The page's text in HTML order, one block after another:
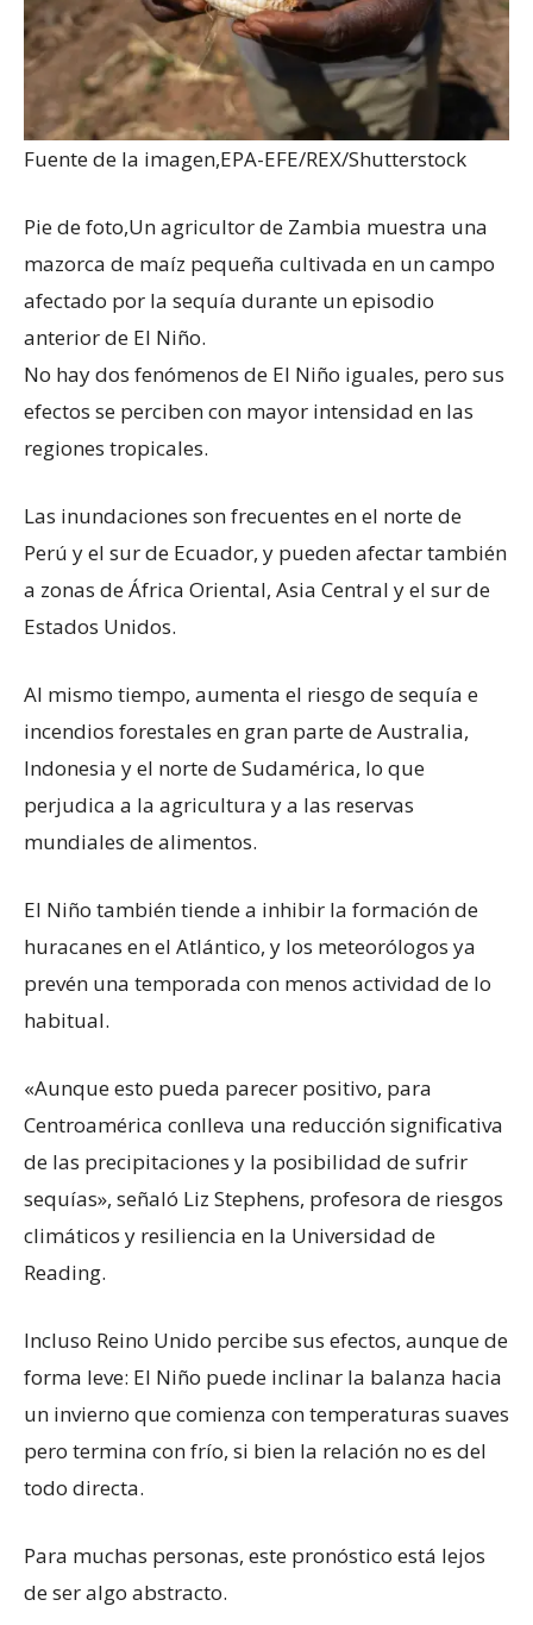
Fuente de la imagen,EPA-EFE/REX/Shutterstock
Pie de foto,Un agricultor de Zambia muestra una
mazorca de maíz pequeña cultivada en un campo
afectado por la sequía durante un episodio
anterior de El Niño.
No hay dos fenómenos de El Niño iguales, pero sus
efectos se perciben con mayor intensidad en las
regiones tropicales.
Las inundaciones son frecuentes en el norte de
Perú y el sur de Ecuador, y pueden afectar también
a zonas de África Oriental, Asia Central y el sur de
Estados Unidos.
Al mismo tiempo, aumenta el riesgo de sequía e
incendios forestales en gran parte de Australia,
Indonesia y el norte de Sudamérica, lo que
perjudica a la agricultura y a las reservas
mundiales de alimentos.
El Niño también tiende a inhibir la formación de
huracanes en el Atlántico, y los meteorólogos ya
prevén una temporada con menos actividad de lo
habitual.
«Aunque esto pueda parecer positivo, para
Centroamérica conlleva una reducción significativa
de las precipitaciones y la posibilidad de sufrir
sequías», señaló Liz Stephens, profesora de riesgos
climáticos y resiliencia en la Universidad de
Reading.
Incluso Reino Unido percibe sus efectos, aunque de
forma leve: El Niño puede inclinar la balanza hacia
un invierno que comienza con temperaturas suaves
pero termina con frío, si bien la relación no es del
todo directa.
Para muchas personas, este pronóstico está lejos
de ser algo abstracto.